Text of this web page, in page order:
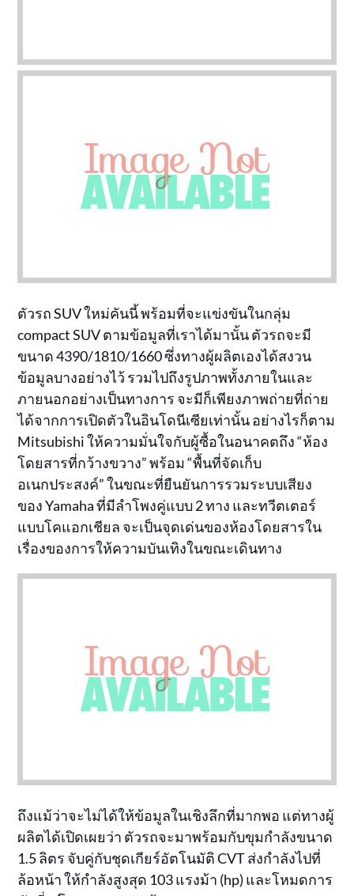
ตัวรถ SUV ใหม่คันนี้ พร้อมที่จะแข่งขันในกลุ่ม
compact SUV ตามข้อมูลที่เราได้มานั้น ตัวรถจะมี
ขนาด 4390/1810/1660 ซึ่งทางผู้ผลิตเองได้สงวน
ข้อมูลบางอย่างไว้ รวมไปถึงรูปภาพทั้งภายในและ
ภายนอกอย่างเป็นทางการ จะมีก็เพียงภาพถ่ายที่ถ่าย
ได้จากการเปิดตัวในอินโดนีเซียเท่านั้น อย่างไรก็ตาม
Mitsubishi ให้ความมั่นใจกับผู้ซื้อในอนาคตถึง “ห้อง
โดยสารที่กว้างขวาง” พร้อม “พื้นที่จัดเก็บ
อเนกประสงค์” ในขณะที่ยืนยันการรวมระบบเสียง
ของ Yamaha ที่มีลำโพงคู่แบบ 2 ทาง และทวีตเตอร์
แบบโคแอกเชียล จะเป็นจุดเด่นของห้องโดยสารใน
เรื่องของการให้ความบันเทิงในขณะเดินทาง
ถึงแม้ว่าจะไม่ได้ให้ข้อมูลในเชิงลึกที่มากพอ แต่ทางผู้
ผลิตได้เปิดเผยว่า ตัวรถจะมาพร้อมกับขุมกำลังขนาด
1.5 ลิตร จับคู่กับชุดเกียร์อัตโนมัติ CVT ส่งกำลังไปที่
ล้อหน้า ให้กำลังสูงสุด 103 แรงม้า (hp) และโหมดการ